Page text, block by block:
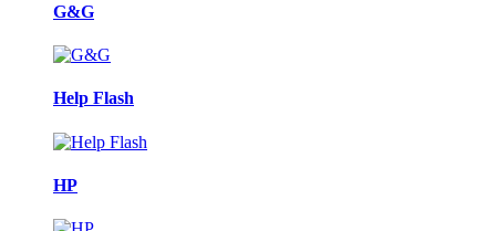
G&G
Help Flash
HP